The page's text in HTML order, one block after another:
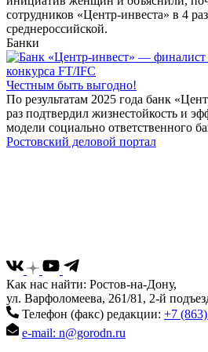
сотрудников «Центр-инвеста» в 4
среднероссийской.
Банки
Честным быть выгодно!
По результатам 2025 года банк
раз подтвердил жизнестойкость и
модели социально ответственного
Ростовский деловой портал
Как нас найти: Ростов-на-Дону,
ул. Варфоломеева, 261/81, 2-й
Телефон (факс) редакции: +7
e-mail: n@gorodn.ru